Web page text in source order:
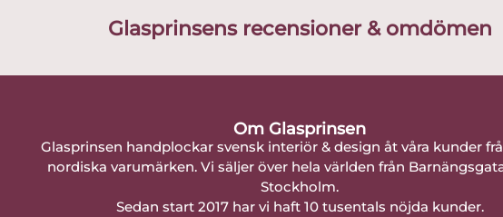
Glasprinsens recensioner & omdömen
Om Glasprinsen
Glasprinsen handplockar svensk interiör & design åt våra kunder
nordiska varumärken. Vi säljer över hela världen från
Stockholm.
Sedan start 2017 har vi haft 10 tusentals nöjda kunder.